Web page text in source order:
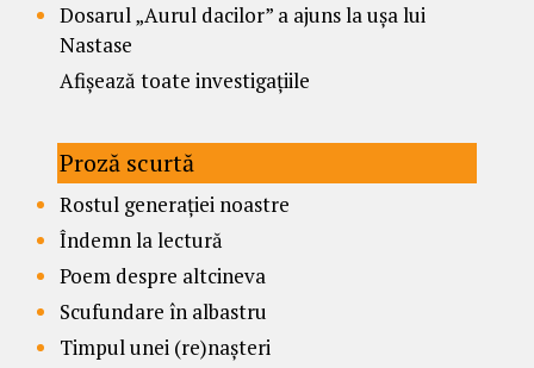
Dosarul „Aurul dacilor” a ajuns la ușa lui
Nastase
Afișează toate investigațiile
Proză scurtă
Rostul generației noastre
Îndemn la lectură
Poem despre altcineva
Scufundare în albastru
Timpul unei (re)nașteri